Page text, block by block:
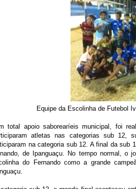
Equipe da Escolinha de Futebol
total apoio saborearíeis municipal, foi
atletas nas categorias sub 12,
na categoria sub 12. A final da sub
de Ipanguaçu. No tempo normal,
do Fernando como a grande